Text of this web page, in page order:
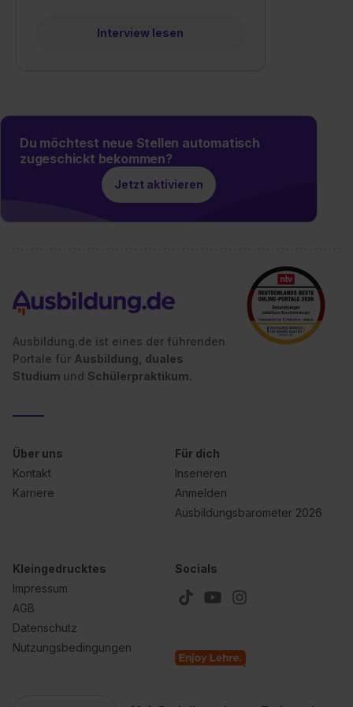
Interview lesen
Du möchtest neue Stellen automatisch
zugeschickt bekommen?
Jetzt aktivieren
Ausbildung.de ist eines der führenden
Portale für Ausbildung, duales
Studium und Schülerpraktikum.
Über uns
Kontakt
Karriere
Für dich
Inserieren
Anmelden
Ausbildungsbarometer 2026
Kleingedrucktes
Impressum
AGB
Datenschutz
Nutzungsbedingungen
Socials